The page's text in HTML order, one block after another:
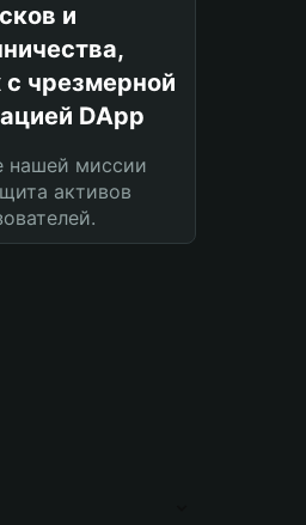
и
чрезмерной
DApp
нашей миссии
активов